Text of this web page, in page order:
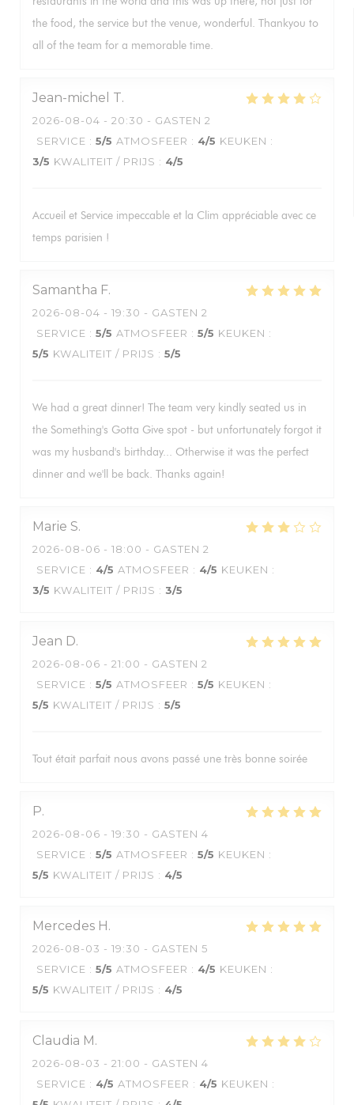
the food, the service but the venue, wonderful. Thankyou to
all of the team for a memorable time.
Jean-michel T
2026-08-04 - 20:30 - GASTEN 2
SERVICE : 5/5 ATMOSFEER : 4/5 KEUKEN :
3/5 KWALITEIT / PRIJS : 4/5
Accueil et Service impeccable et la Clim appréciable avec ce
temps parisien !
Samantha F
2026-08-04 - 19:30 - GASTEN 2
SERVICE : 5/5 ATMOSFEER : 5/5 KEUKEN :
5/5 KWALITEIT / PRIJS : 5/5
We had a great dinner! The team very kindly seated us in
the Something's Gotta Give spot - but unfortunately forgot it
was my husband's birthday... Otherwise it was the perfect
dinner and we'll be back. Thanks again!
Marie S
2026-08-06 - 18:00 - GASTEN 2
SERVICE : 4/5 ATMOSFEER : 4/5 KEUKEN :
3/5 KWALITEIT / PRIJS : 3/5
Jean D
2026-08-06 - 21:00 - GASTEN 2
SERVICE : 5/5 ATMOSFEER : 5/5 KEUKEN :
5/5 KWALITEIT / PRIJS : 5/5
Tout était parfait nous avons passé une très bonne soirée
P
2026-08-06 - 19:30 - GASTEN 4
SERVICE : 5/5 ATMOSFEER : 5/5 KEUKEN :
5/5 KWALITEIT / PRIJS : 4/5
Mercedes H
2026-08-03 - 19:30 - GASTEN 5
SERVICE : 5/5 ATMOSFEER : 4/5 KEUKEN :
5/5 KWALITEIT / PRIJS : 4/5
Claudia M
2026-08-03 - 21:00 - GASTEN 4
SERVICE : 4/5 ATMOSFEER : 4/5 KEUKEN :